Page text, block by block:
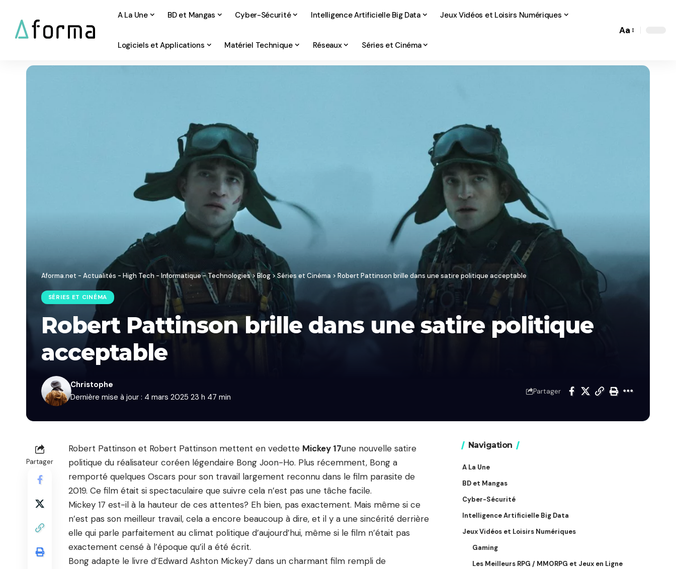
A La Une BD et Mangas Cyber-Sécurité Intelligence Artificielle Big Data Jeux Vidéos et Loisirs Numériques
Logiciels et Applications Matériel Technique Réseaux Séries et Cinéma
Font
Aa
Aforma.net - Actualités - High Tech - Informatique - Technologies>Blog>Séries et Cinéma > Robert Pattinson brille dans une satire politique acceptable
SÉRIES ET CINÉMA
Robert Pattinson brille dans une satire politique
acceptable
Dernière mise à jour : 4 mars 2025 23 h 47 min
Christophe
Partager
Partager
Robert Pattinson et Robert Pattinson mettent en vedette Mickey 17une nouvelle satire
politique du réalisateur coréen légendaire Bong Joon-Ho. Plus récemment, Bong a
remporté quelques Oscars pour son travail largement reconnu dans le film parasite de
2019. Ce film était si spectaculaire que suivre cela n’est pas une tâche facile.
Mickey 17 est-il à la hauteur de ces attentes? Eh bien, pas exactement. Mais même si ce
n’est pas son meilleur travail, cela a encore beaucoup à dire, et il y a une sincérité derrière
elle qui parle parfaitement au climat politique d’aujourd’hui, même si le film n’était pas
exactement censé à l’époque qu’il a été écrit.
Bong adapte le livre d’Edward Ashton Mickey7 dans un charmant film rempli de
Navigation
A La Une
BD et Mangas
Cyber-Sécurité
Intelligence Artificielle Big Data
Jeux Vidéos et Loisirs Numériques
Gaming
Les Meilleurs RPG / MMORPG et Jeux en Ligne